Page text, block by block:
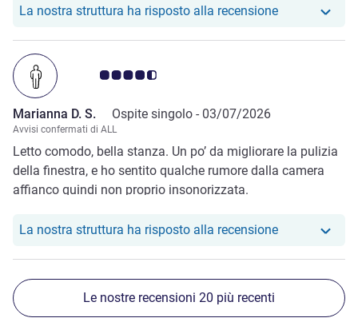
essere definita tale, direi poco più grande di una semplice
La nostra struttura ha risposto alla recensioneIl nostro hotel
Giudizio clienti 4.5/5
Marianna D. S. Ospite singolo - 03/07/2026
Avvisi confermati di ALL
Letto comodo, bella stanza. Un po’ da migliorare la pulizia
della finestra, e ho sentito qualche rumore dalla camera
affianco quindi non proprio insonorizzata.
La nostra struttura ha risposto alla recensioneIl nostro hotel
Le nostre recensioni 20 più recenti